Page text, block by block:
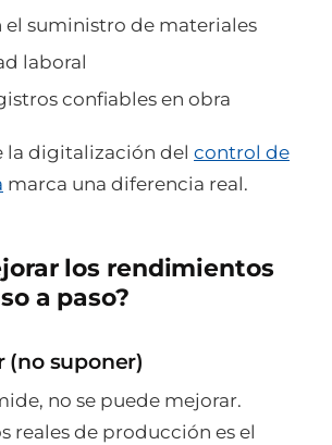
el suministro de materiales
laboral
confiables en obra
la digitalización del control de
marca una diferencia real.
los rendimientos
a paso?
(no suponer)
no se puede mejorar.
reales de producción es el